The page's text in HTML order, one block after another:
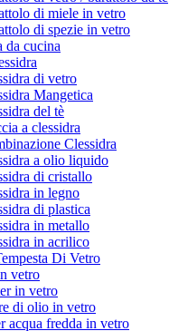
di miele in vetro
di spezie in vetro
da cucina
di vetro
Mangetica
del tè
a clessidra
Clessidra
a olio liquido
di cristallo
in legno
di plastica
in metallo
in acrilico
Di Vetro
vetro
in vetro
di olio in vetro
acqua fredda in vetro